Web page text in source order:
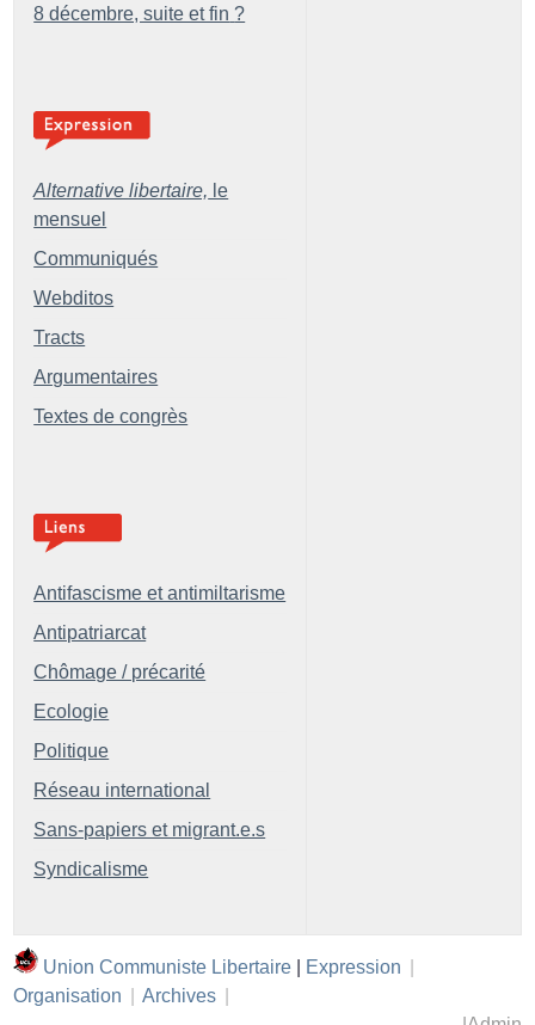
8 décembre, suite et fin ?
Alternative libertaire, le
mensuel
Communiqués
Webditos
Tracts
Argumentaires
Textes de congrès
Antifascisme et antimiltarisme
Antipatriarcat
Chômage / précarité
Ecologie
Politique
Réseau international
Sans-papiers et migrant.e.s
Syndicalisme
Union Communiste Libertaire Expression
Organisation
Archives